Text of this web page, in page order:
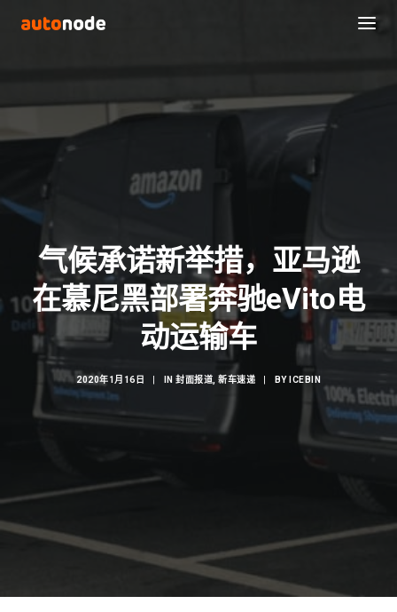
Search
气候承诺新举措，亚马逊
在慕尼黑部署奔驰eVito电
动运输车
2020年1月16日 IN 封面报道 新车速递 BY ICEBIN